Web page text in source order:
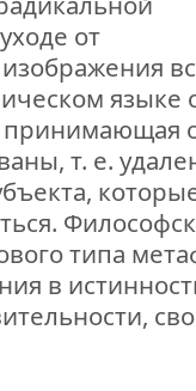
от
языке
т. е.
типа
в